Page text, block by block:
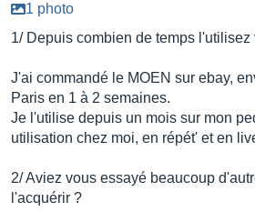
1 photo
1/ Depuis combien de temps l'utilisez
J'ai commandé le MOEN sur ebay,
Paris en 1 à 2 semaines.
Je l'utilise depuis un mois sur mon
utilisation chez moi, en répét' et en
2/ Aviez vous essayé beaucoup
l'acquérir ?